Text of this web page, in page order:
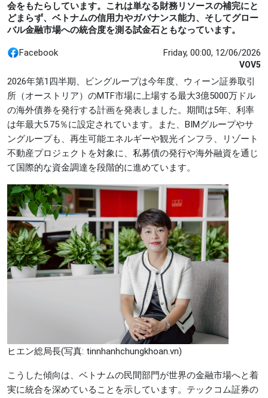
会をもたらしています。これは単なる財務リソースの補完にと
どまらず、ベトナムの信用力やガバナンス能力、そしてグロー
バル金融市場への統合度を測る試金石ともなっています。
Facebook Friday, 00:00, 12/06/2026
VOV5
2026年第1四半期、ビングループは今年度、ウィーン証券取引
所（オーストリア）のMTF市場に上場する最大3億5000万ドル
の海外債券を発行する計画を発表しました。期間は5年、利率
は年最大5.75％に設定されています。また、BIMグループやサ
ングループも、再生可能エネルギーや観光インフラ、リゾート
不動産プロジェクトを対象に、私募債の発行や海外融資を通じ
て国際的な資金調達を段階的に進めています。
ヒエン総局長(写真: tinnhanhchungkhoan.vn)
こうした傾向は、ベトナムの民間部門が世界の金融市場へと着
実に統合を深めていることを示しています。テックコム証券の